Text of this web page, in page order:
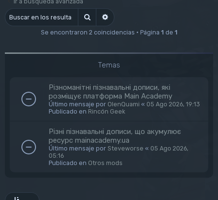
Buscar Búsqueda avanzada
Se encontraron 2 coincidencias • Página 1 de 1
Temas
Різноманітні пізнавальні дописи, які
розміщує платформа Main Academy
Último mensaje por OlenQuami « 05 Ago 2026, 19:13
Publicado en Rincón Geek
Різні пізнавальні дописи, що акумулює
ресурс mainacademy.ua
Último mensaje por Steveworse « 05 Ago 2026,
05:16
Publicado en Otros mods